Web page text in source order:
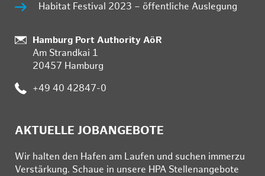
Habitat Festival 2023 – öffentliche Auslegung
:
Hamburg Port Authority AöR
Am Strandkai 1
20457 Hamburg
: +49 40 42847-0
AKTUELLE JOBANGEBOTE
Wir hal­ten den Ha­fen am Lau­fen und su­chen im­mer­zu
Ver­stär­kung. Schau­e in un­se­re HPA Stel­len­an­ge­bo­te